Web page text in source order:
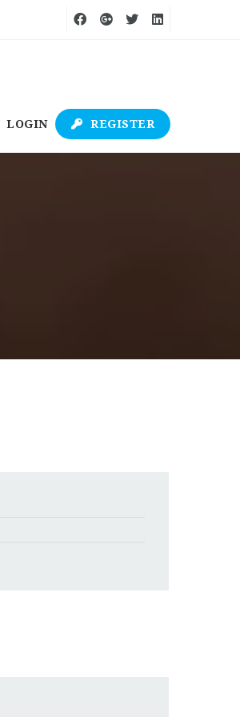
LOGIN REGISTER